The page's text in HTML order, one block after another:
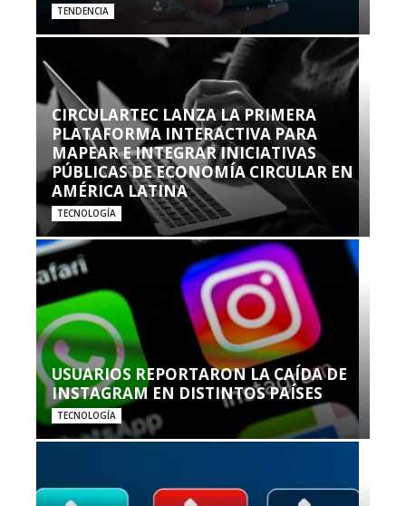
TENDENCIA
CIRCULARTEC LANZA LA PRIMERA
PLATAFORMA INTERACTIVA PARA
MAPEAR E INTEGRAR INICIATIVAS
PÚBLICAS DE ECONOMÍA CIRCULAR EN
AMÉRICA LATINA
TECNOLOGÍA
USUARIOS REPORTARON LA CAÍDA DE
INSTAGRAM EN DISTINTOS PAÍSES
TECNOLOGÍA